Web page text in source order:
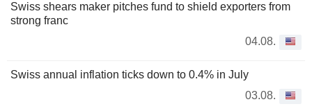
Swiss shears maker pitches fund to shield exporters from
strong franc
04.08.
Swiss annual inflation ticks down to 0.4% in July
03.08.